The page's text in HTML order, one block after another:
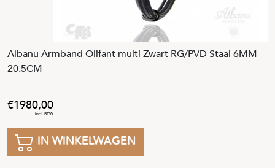
Albanu Armband Olifant multi Zwart RG/PVD Staal 6MM
20.5CM
1980,00
IN WINKELWAGEN